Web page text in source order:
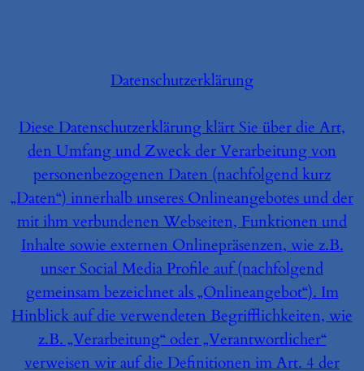
Datenschutzerklärung
Diese Datenschutzerklärung klärt Sie über die Art,
den Umfang und Zweck der Verarbeitung von
personenbezogenen Daten (nachfolgend kurz
„Daten“) innerhalb unseres Onlineangebotes und der
mit ihm verbundenen Webseiten, Funktionen und
Inhalte sowie externen Onlinepräsenzen, wie z.B.
unser Social Media Profile auf (nachfolgend
gemeinsam bezeichnet als „Onlineangebot“). Im
Hinblick auf die verwendeten Begrifflichkeiten, wie
z.B. „Verarbeitung“ oder „Verantwortlicher“
verweisen wir auf die Definitionen im Art. 4 der